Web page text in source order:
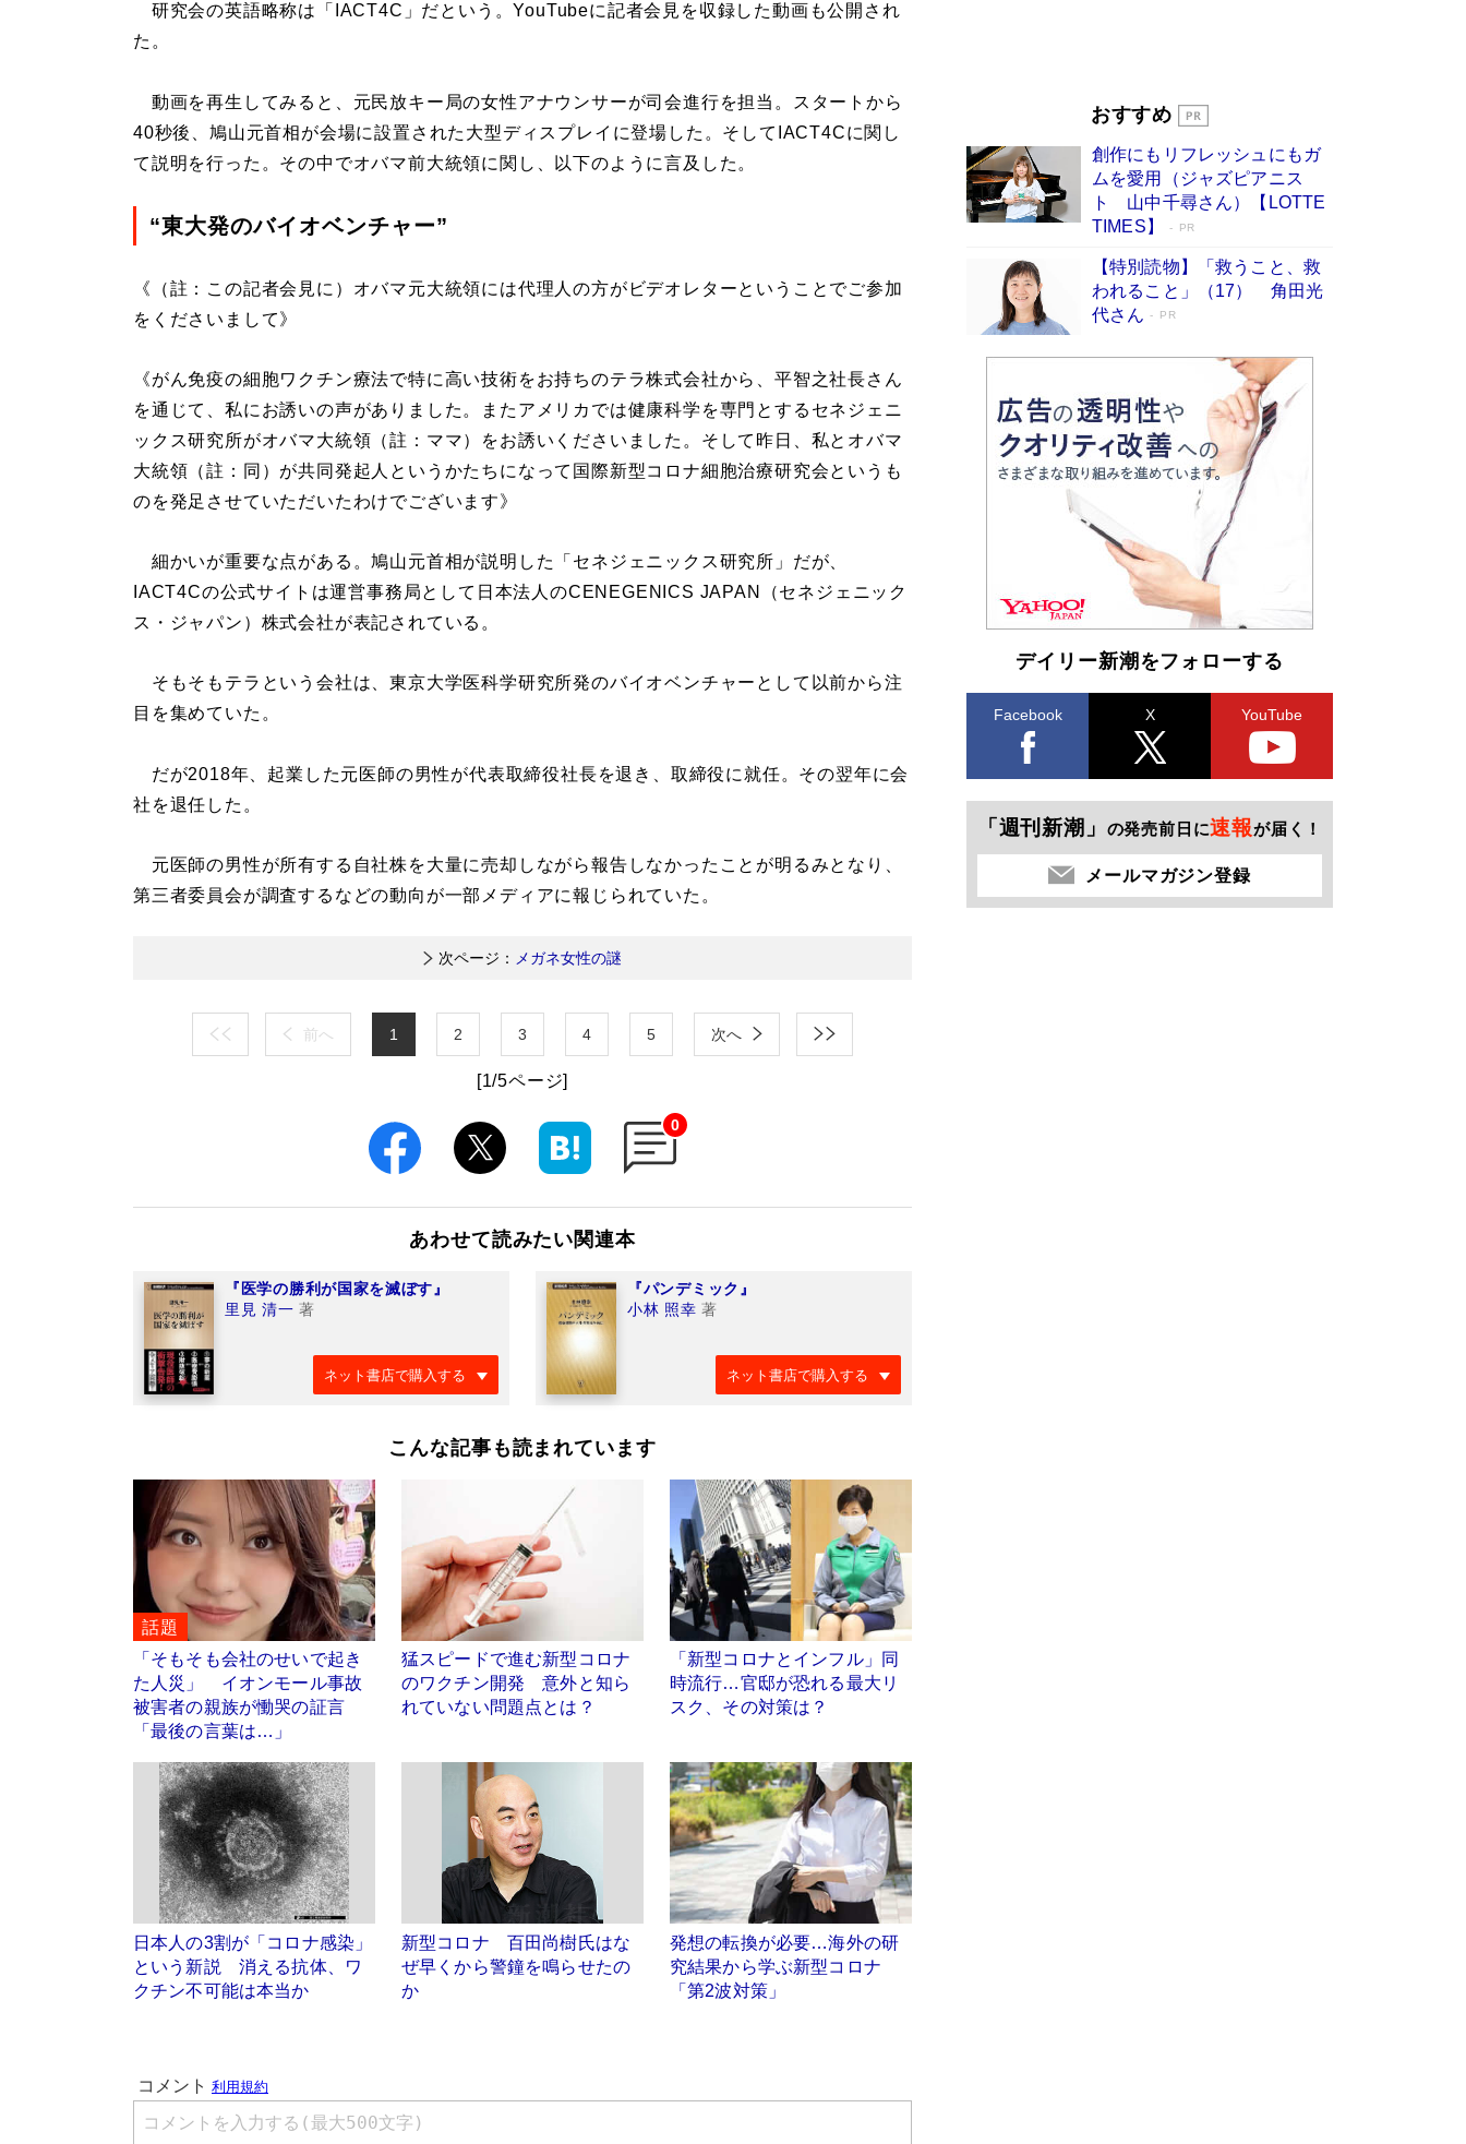
研究会の英語略称は「IACT4C」だという。YouTubeに記者会見を収録した動画も公開され
た。
動画を再生してみると、元民放キー局の女性アナウンサーが司会進行を担当。スタートから
40秒後、鳩山元首相が会場に設置された大型ディスプレイに登場した。そしてIACT4Cに関し
て説明を行った。その中でオバマ前大統領に関し、以下のように言及した。
“東大発のバイオベンチャー”
《（註：この記者会見に）オバマ元大統領には代理人の方がビデオレターということでご参加
をくださいまして》
《がん免疫の細胞ワクチン療法で特に高い技術をお持ちのテラ株式会社から、平智之社長さん
を通じて、私にお誘いの声がありました。またアメリカでは健康科学を専門とするセネジェニ
ックス研究所がオバマ大統領（註：ママ）をお誘いくださいました。そして昨日、私とオバマ
大統領（註：同）が共同発起人というかたちになって国際新型コロナ細胞治療研究会というも
のを発足させていただいたわけでございます》
細かいが重要な点がある。鳩山元首相が説明した「セネジェニックス研究所」だが、
IACT4Cの公式サイトは運営事務局として日本法人のCENEGENICS JAPAN（セネジェニック
ス・ジャパン）株式会社が表記されている。
そもそもテラという会社は、東京大学医科学研究所発のバイオベンチャーとして以前から注
目を集めていた。
だが2018年、起業した元医師の男性が代表取締役社長を退き、取締役に就任。その翌年に会
社を退任した。
元医師の男性が所有する自社株を大量に売却しながら報告しなかったことが明るみとなり、
第三者委員会が調査するなどの動向が一部メディアに報じられていた。
次ページ： メガネ女性の謎
前へ 1 2 3 4 5 次へ
[1/5ページ]
0
あわせて読みたい関連本
『医学の勝利が国家を滅ぼす』
里見 清一 著
ネット書店で購入する
『パンデミック』
小林 照幸 著
ネット書店で購入する
こんな記事も読まれています
話題
「そもそも会社のせいで起き
た人災」 イオンモール事故
被害者の親族が慟哭の証言
「最後の言葉は…」
猛スピードで進む新型コロナ
のワクチン開発 意外と知ら
れていない問題点とは？
「新型コロナとインフル」同
時流行…官邸が恐れる最大リ
スク、その対策は？
日本人の3割が「コロナ感染」
という新説 消える抗体、ワ
クチン不可能は本当か
新型コロナ 百田尚樹氏はな
ぜ早くから警鐘を鳴らせたの
か
発想の転換が必要…海外の研
究結果から学ぶ新型コロナ
「第2波対策」
俳優・高嶋政伸が家族に教わった“人を育てるコ
東野圭吾、伊坂幸太郎の人気シリーズ最新作どち
らも文庫化 映画化された直木賞受賞作もランク
イン［文庫ベストセラー］
Book Bang
おすすめ
創作にもリフレッシュにもガ
ムを愛用（ジャズピアニス
ト 山中千尋さん）【LOTTE
TIMES】
PR
【特別読物】「救うこと、救
われること」（17） 角田光
代さん
PR
デイリー新潮をフォローする
Facebook X YouTube
「週刊新潮」 の発売前日に速報が届く！
メールマガジン登録